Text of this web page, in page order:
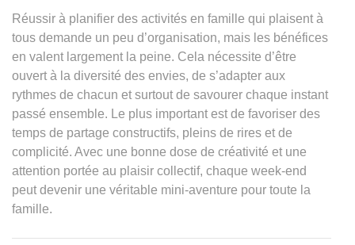
Réussir à planifier des activités en famille qui plaisent à
tous demande un peu d’organisation, mais les bénéfices
en valent largement la peine. Cela nécessite d’être
ouvert à la diversité des envies, de s’adapter aux
rythmes de chacun et surtout de savourer chaque instant
passé ensemble. Le plus important est de favoriser des
temps de partage constructifs, pleins de rires et de
complicité. Avec une bonne dose de créativité et une
attention portée au plaisir collectif, chaque week-end
peut devenir une véritable mini-aventure pour toute la
famille.